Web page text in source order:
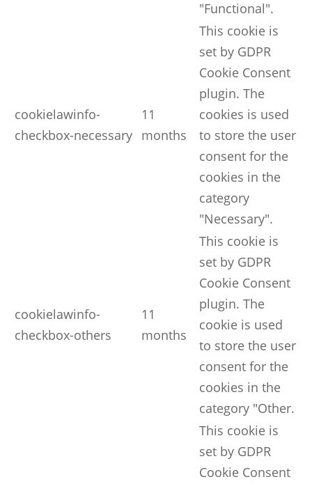
"Functional".
cookielawinfo-
checkbox-necessary
11
months
This cookie is
set by GDPR
Cookie Consent
plugin. The
cookies is used
to store the user
consent for the
cookies in the
category
"Necessary".
cookielawinfo-
checkbox-others
11
months
This cookie is
set by GDPR
Cookie Consent
plugin. The
cookie is used
to store the user
consent for the
cookies in the
category "Other.
This cookie is
set by GDPR
Cookie Consent